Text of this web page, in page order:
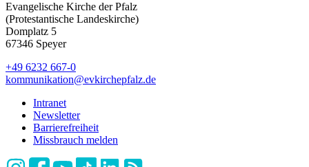
Evangelische Kirche der Pfalz
(Protestantische Landeskirche)
Domplatz 5
67346 Speyer
+49 6232 667-0
kommunikation@evkirchepfalz.de
Intranet
Newsletter
Barrierefreiheit
Missbrauch melden